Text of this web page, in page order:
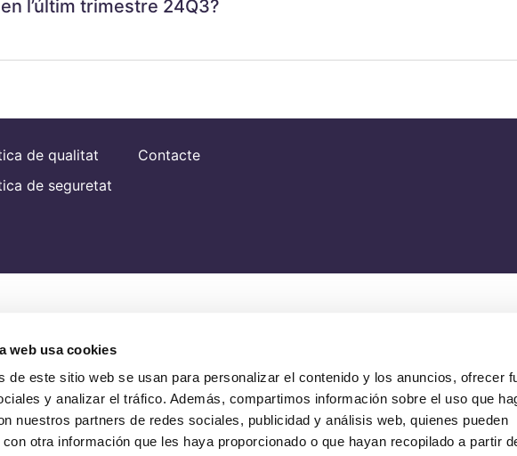
web usa cookies
de este sitio web se usan para personalizar el contenido y los anuncios, ofrecer
y analizar el tráfico. Además, compartimos información sobre el uso que
nuestros partners de redes sociales, publicidad y análisis web, quienes pueden
otra información que les haya proporcionado o que hayan recopilado a partir
l’últim trimestre 24Q3?
de qualitat
de seguretat
Contacte